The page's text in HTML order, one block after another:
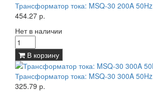
Трансформатор тока: MSQ-30 200A 50Hz
454.27 р.
Нет в наличии
В корзину
Трансформатор тока: MSQ-30 300A 50Hz
325.79 р.